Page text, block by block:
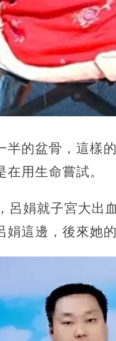
半的盆骨，這樣
用生命嘗試。
呂娟就子宮大出
娟這邊，後來她